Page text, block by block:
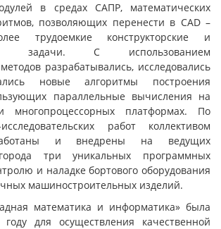
в средах САПР, математических
позволяющих перенести в CAD –
трудоемкие конструкторские и
задачи. С использованием
разрабатывались, исследовались
новые алгоритмы построения
параллельные вычисления на
многопроцессорных платформах. По
работ коллективом
и внедрены на ведущих
три уникальных программных
и наладке бортового оборудования
машиностроительных изделий.
математика и информатика» была
для осуществления качественной